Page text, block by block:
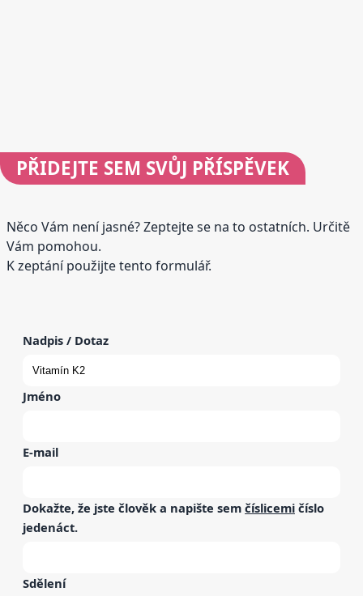
PŘIDEJTE SEM SVŮJ PŘÍSPĚVEK
Něco Vám není jasné? Zeptejte se na to ostatních. Určitě
Vám pomohou.
K zeptání použijte tento formulář.
Nadpis / Dotaz
Jméno
E-mail
Dokažte, že jste člověk a napište sem číslicemi číslo
jedenáct.
Sdělení